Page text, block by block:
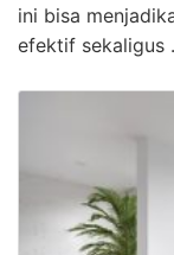
ini bisa
efektif sekaligus